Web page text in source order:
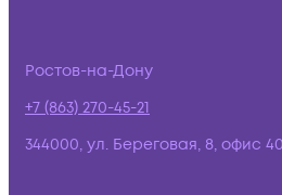
Ростов-на-Дону
+7 (863) 270-45-21
344000, ул. Береговая, 8, офис